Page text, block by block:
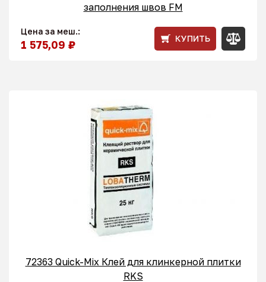
заполнения швов FM
Цена за меш.:
1 575,09 ₽ КУПИТЬ
72363 Quick-Mix Клей для клинкерной плитки
RKS